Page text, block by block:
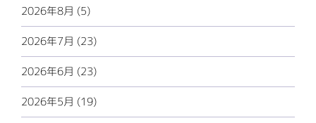
2026年8月 (5)
2026年7月 (23)
2026年6月 (23)
2026年5月 (19)